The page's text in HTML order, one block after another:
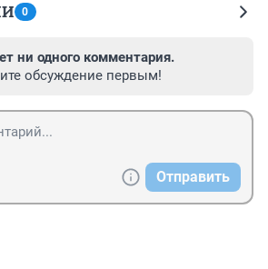
0
ни одного комментария.
обсуждение первым!
Отправить